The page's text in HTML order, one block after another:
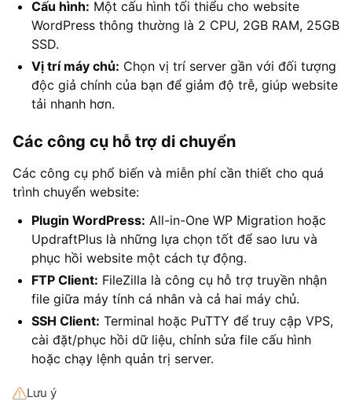
Cấu hình: Một cấu hình tối thiểu cho website
WordPress thông thường là 2 CPU, 2GB RAM, 25GB
SSD.
Vị trí máy chủ: Chọn vị trí server gần với đối tượng
độc giả chính của bạn để giảm độ trễ, giúp website
tải nhanh hơn.
Các công cụ hỗ trợ di chuyển
Các công cụ phổ biến và miễn phí cần thiết cho quá
trình chuyển website:
Plugin WordPress: All-in-One WP Migration hoặc
UpdraftPlus là những lựa chọn tốt để sao lưu và
phục hồi website một cách tự động.
FTP Client: FileZilla là công cụ hỗ trợ truyền nhận
file giữa máy tính cá nhân và cả hai máy chủ.
SSH Client: Terminal hoặc PuTTY để truy cập VPS,
cài đặt/phục hồi dữ liệu, chỉnh sửa file cấu hình
hoặc chạy lệnh quản trị server.
Lưu ý